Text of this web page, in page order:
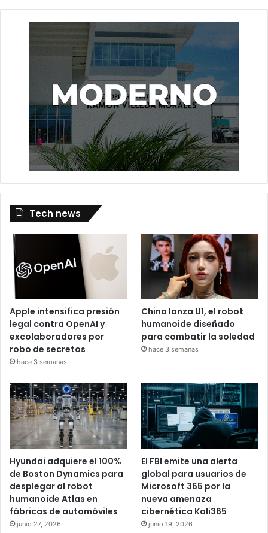
Tech news
Apple intensifica presión
legal contra OpenAI y
excolaboradores por
robo de secretos
hace 3 semanas
China lanza U1, el robot
humanoide diseñado
para combatir la soledad
hace 3 semanas
Hyundai adquiere el 100%
de Boston Dynamics para
desplegar al robot
humanoide Atlas en
fábricas de automóviles
junio 27, 2026
El FBI emite una alerta
global para usuarios de
Microsoft 365 por la
nueva amenaza
cibernética Kali365
junio 19, 2026